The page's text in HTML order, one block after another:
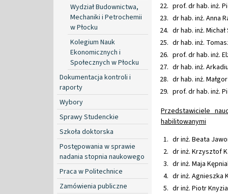
Wydział Budownictwa,
Mechaniki i Petrochemii
w Płocku
Kolegium Nauk
Ekonomicznych i
Społecznych w Płocku
Dokumentacja kontroli i
raporty
Wybory
Sprawy Studenckie
Szkoła doktorska
Postępowania w sprawie
nadania stopnia naukowego
Praca w Politechnice
Zamówienia publiczne
prof. dr hab. inż.
dr hab. inż. Anna
dr hab. inż.
dr hab. inż.
prof. dr hab. inż.
dr hab. inż.
dr hab. inż.
prof. dr hab. inż.
Przedstawiciele
habilitowanymi
dr inż. Beata
dr inż. Krzysztof
dr inż. Maja
dr inż. Agnieszka
dr inż. Piotr